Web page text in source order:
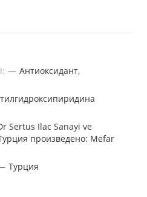
— Антиоксидант,
Sertus Ilac Sanayi ve
произведено: Mefar
Турция